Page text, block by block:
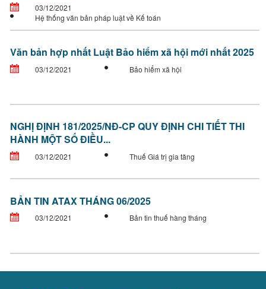
03/12/2021
Hệ thống văn bản pháp luật về Kế toán
Văn bản hợp nhất Luật Bảo hiểm xã hội mới nhất 2025
03/12/2021 Bảo hiểm xã hội
NGHỊ ĐỊNH 181/2025/NĐ-CP QUY ĐỊNH CHI TIẾT THI
HÀNH MỘT SỐ ĐIỀU...
03/12/2021 Thuế Giá trị gia tăng
BẢN TIN ATAX THÁNG 06/2025
03/12/2021 Bản tin thuế hàng tháng